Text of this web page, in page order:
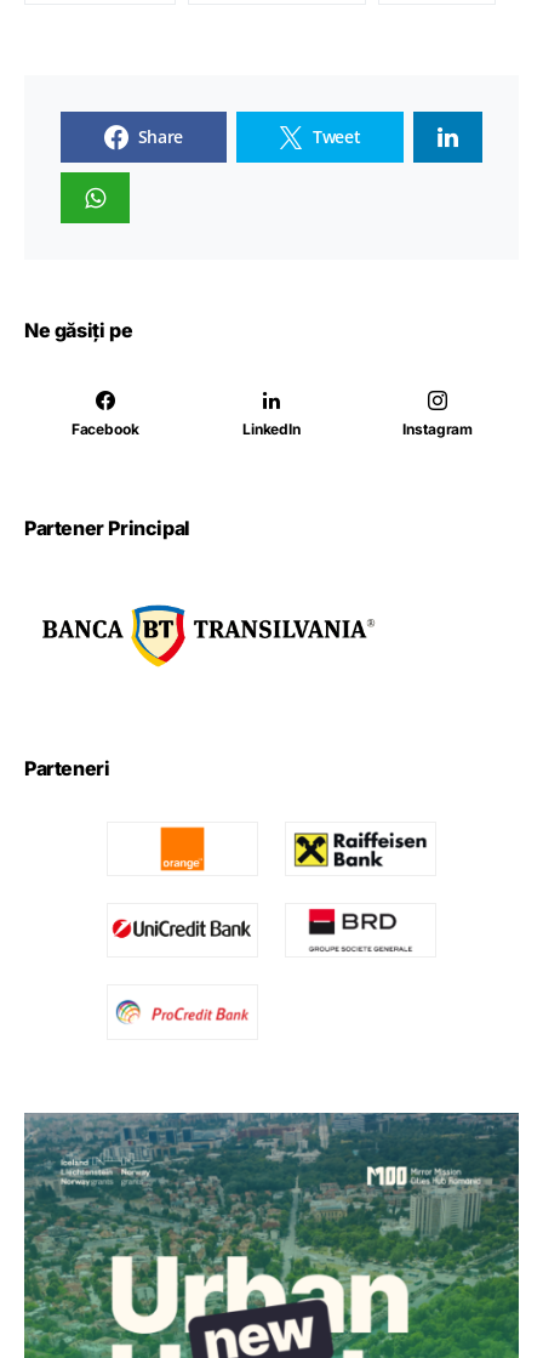
Share Tweet
Ne găsiți pe
Facebook LinkedIn Instagram
Partener Principal
Parteneri